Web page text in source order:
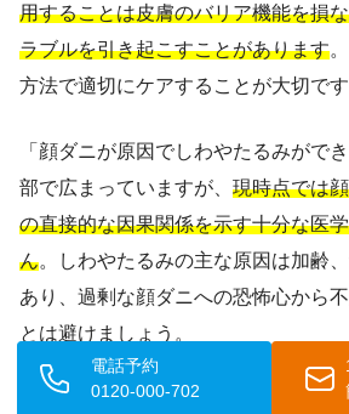
用することは皮膚のバリア機能を損
ラブルを引き起こすことがあります
方法で適切にケアすることが大切です
「顔ダニが原因でしわやたるみがで
部で広まっていますが、 現時点では
の直接的な因果関係を示す十分な医
ん。しわやたるみの主な原因は加齢
あり、過剰な顔ダニへの恐怖心から
とは避けましょう。
「市販の顔ダニ対策製品を使えば完
電話予約
0120-000-702